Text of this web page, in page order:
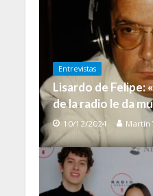
Entrevistas
Lisardo de Felipe:
de la radio le da
10/12/2024 Martín